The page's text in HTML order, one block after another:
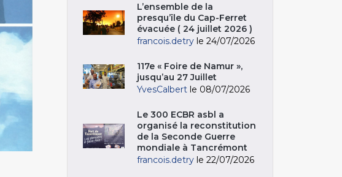
L’ensemble de la
presqu’île du Cap-Ferret
évacuée ( 24 juillet 2026 )
francois.detry le 24/07/2026
117e « Foire de Namur »,
jusqu’au 27 Juillet
YvesCalbert le 08/07/2026
Le 300 ECBR asbl a
organisé la reconstitution
de la Seconde Guerre
mondiale à Tancrémont
francois.detry le 22/07/2026